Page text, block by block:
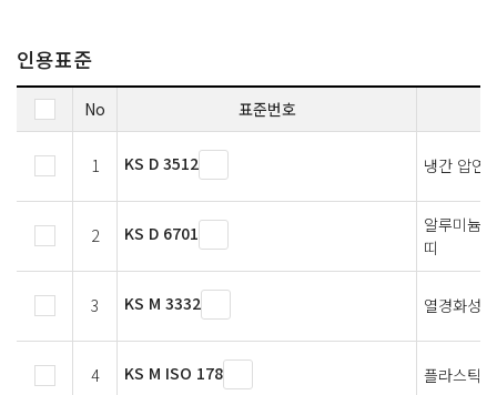
인용표준
No 표준번호
1 KS D 3512 냉간 압연
2 KS D 6701
알루미늄
띠
3 KS M 3332 열경화성
4 KS M ISO 178 플라스틱